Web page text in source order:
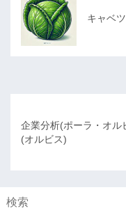
キャベ
企業分析(ポーラ・オル
(オルビス)